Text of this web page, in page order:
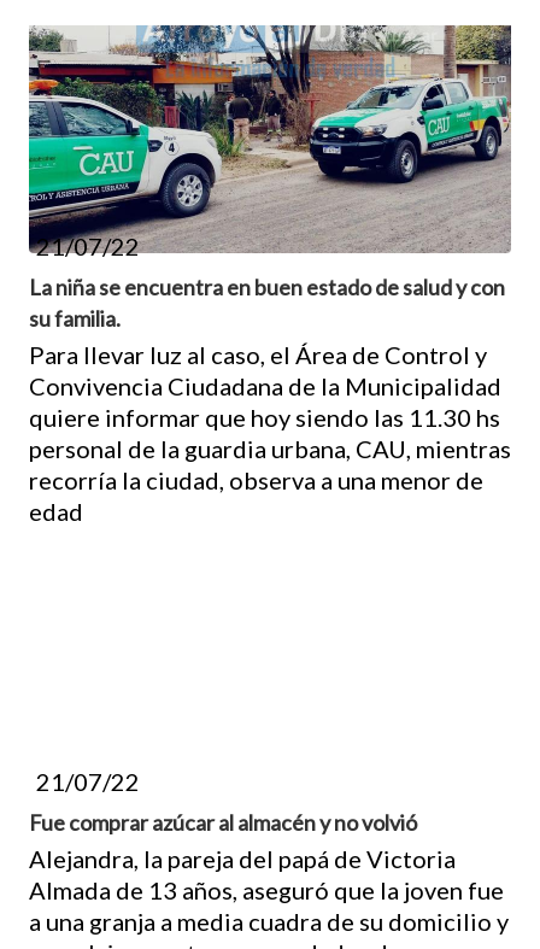
21/07/22
La niña se encuentra en buen estado de salud y con
su familia.
Para llevar luz al caso, el Área de Control y
Convivencia Ciudadana de la Municipalidad
quiere informar que hoy siendo las 11.30 hs
personal de la guardia urbana, CAU, mientras
recorría la ciudad, observa a una menor de
edad
21/07/22
Fue comprar azúcar al almacén y no volvió
Alejandra, la pareja del papá de Victoria
Almada de 13 años, aseguró que la joven fue
a una granja a media cuadra de su domicilio y